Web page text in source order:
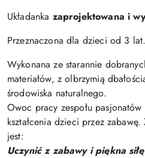
Układanka zaprojektowana i
Przeznaczona dla dzieci od 3 lat.
Wykonana ze starannie
materiałów, z olbrzymią
środowiska naturalnego.
Owoc pracy zespołu
kształcenia dzieci przez
jest:
Uczynić z zabawy i piękna